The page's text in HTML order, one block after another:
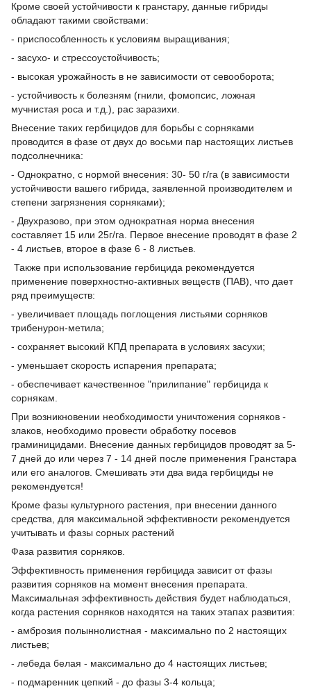
Кроме своей устойчивости к гранстару, данные гибриды
обладают такими свойствами:
- приспособленность к условиям выращивания;
- засухо- и стрессоустойчивость;
- высокая урожайность в не зависимости от севооборота;
- устойчивость к болезням (гнили, фомопсис, ложная
мучнистая роса и т.д.), рас заразихи.
Внесение таких гербицидов для борьбы с сорняками
проводится в фазе от двух до восьми пар настоящих листьев
подсолнечника:
- Однократно, с нормой внесения: 30- 50 г/га (в зависимости
устойчивости вашего гибрида, заявленной производителем и
степени загрязнения сорняками);
- Двухразово, при этом однократная норма внесения
составляет 15 или 25г/га. Первое внесение проводят в фазе 2
- 4 листьев, второе в фазе 6 - 8 листьев.
Также при использование гербицида рекомендуется
применение поверхностно-активных веществ (ПАВ), что дает
ряд преимуществ:
- увеличивает площадь поглощения листьями сорняков
трибенурон-метила;
- сохраняет высокий КПД препарата в условиях засухи;
- уменьшает скорость испарения препарата;
- обеспечивает качественное "прилипание" гербицида к
сорнякам.
При возникновении необходимости уничтожения сорняков -
злаков, необходимо провести обработку посевов
граминицидами. Внесение данных гербицидов проводят за 5-
7 дней до или через 7 - 14 дней после применения Гранстара
или его аналогов. Смешивать эти два вида гербициды не
рекомендуется!
Кроме фазы культурного растения, при внесении данного
средства, для максимальной эффективности рекомендуется
учитывать и фазы сорных растений
Фаза развития сорняков.
Эффективность применения гербицида зависит от фазы
развития сорняков на момент внесения препарата.
Максимальная эффективность действия будет наблюдаться,
когда растения сорняков находятся на таких этапах развития:
- амброзия полыннолистная - максимально по 2 настоящих
листьев;
- лебеда белая - максимально до 4 настоящих листьев;
- подмаренник цепкий - до фазы 3-4 кольца;